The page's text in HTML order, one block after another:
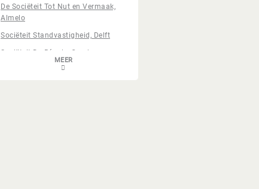
De Sociëteit Tot Nut en Vermaak,
Almelo
Sociëteit Standvastigheid, Delft
Sociëteit De Réunie, Gouda
Sociëteit De Vergenoeging,